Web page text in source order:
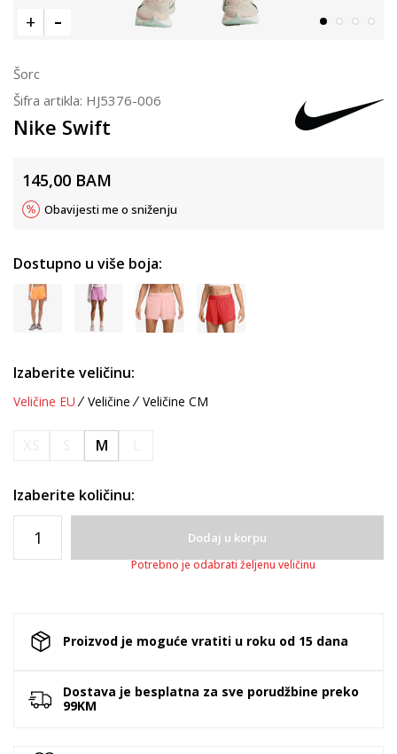
Šorc
Šifra artikla: HJ5376-006
Nike Swift
145,00 BAM
Obavijesti me o sniženju
Dostupno u više boja:
Izaberite veličinu:
Veličine EU Veličine Veličine CM
M
Izaberite količinu:
Dodaj u korpu
Potrebno je odabrati željenu veličinu
Proizvod je moguće vratiti u roku od 15 dana
Dostava je besplatna za sve porudžbine preko
99KM